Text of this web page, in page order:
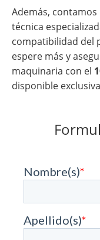
Además,
técnica
compatibilidad del
espere más y
maquinaria con el
disponible